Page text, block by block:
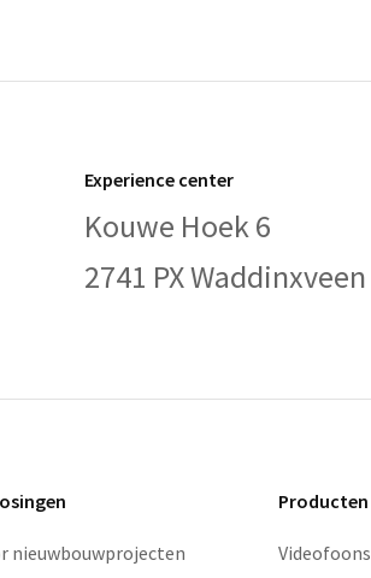
Experience center
Kouwe Hoek 6
2741 PX Waddinxveen
nieuwbouwprojecten
Producten
Videofoons